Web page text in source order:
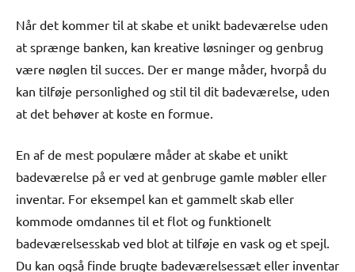
Når det kommer til at skabe et unikt badeværelse uden
at sprænge banken, kan kreative løsninger og genbrug
være nøglen til succes. Der er mange måder, hvorpå du
kan tilføje personlighed og stil til dit badeværelse, uden
at det behøver at koste en formue.
En af de mest populære måder at skabe et unikt
badeværelse på er ved at genbruge gamle møbler eller
inventar. For eksempel kan et gammelt skab eller
kommode omdannes til et flot og funktionelt
badeværelsesskab ved blot at tilføje en vask og et spejl.
Du kan også finde brugte badeværelsessæt eller inventar